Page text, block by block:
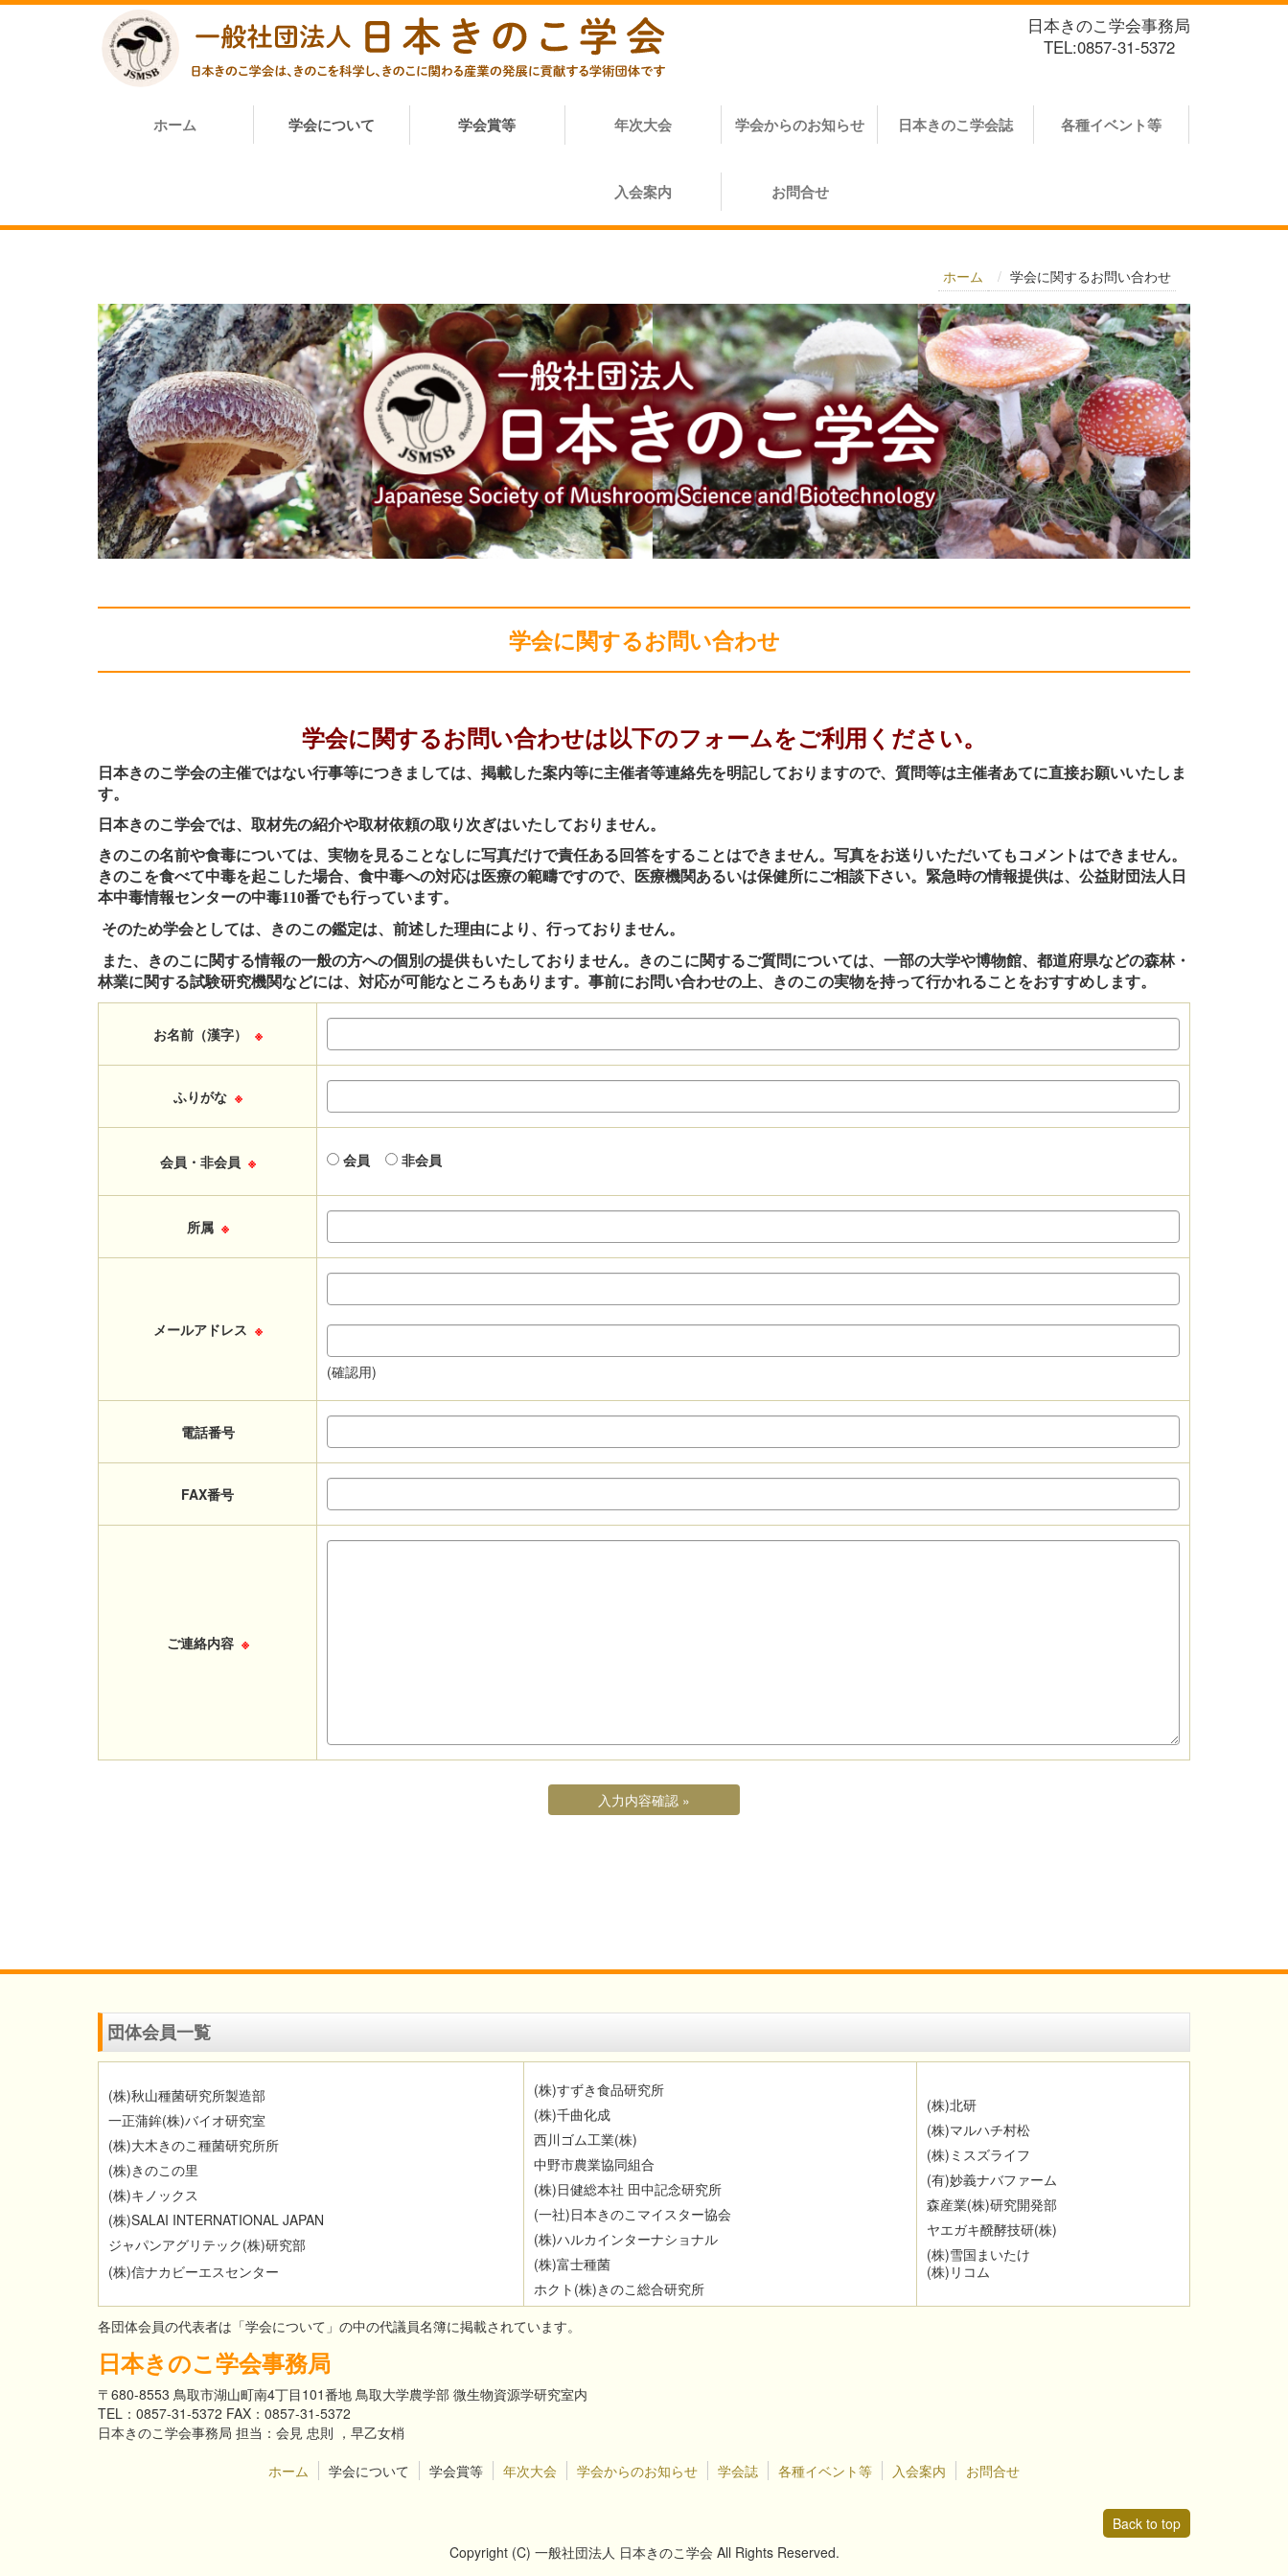
日本きのこ学会事務局
TEL:0857-31-5372
ホーム 学会について 学会賞等 年次大会 学会からのお知らせ 日本きのこ学会誌 各種イベント等
入会案内 お問合せ
ホーム 学会に関するお問い合わせ
学会に関するお問い合わせ
学会に関するお問い合わせは以下のフォームをご利用ください。
日本きのこ学会の主催ではない行事等につきましては、掲載した案内等に主催者等連絡先を明記しておりますので、質問等は主催者あてに直接お願いいたしま
す。
日本きのこ学会では、取材先の紹介や取材依頼の取り次ぎはいたしておりません。
きのこの名前や食毒については、実物を見ることなしに写真だけで責任ある回答をすることはできません。写真をお送りいただいてもコメントはできません。
きのこを食べて中毒を起こした場合、食中毒への対応は医療の範疇ですので、医療機関あるいは保健所にご相談下さい。緊急時の情報提供は、公益財団法人日
本中毒情報センターの中毒110番でも行っています。
そのため学会としては、きのこの鑑定は、前述した理由により、行っておりません。
また、きのこに関する情報の一般の方への個別の提供もいたしておりません。きのこに関するご質問については、一部の大学や博物館、都道府県などの森林・
林業に関する試験研究機関などには、対応が可能なところもあります。事前にお問い合わせの上、きのこの実物を持って行かれることをおすすめします。
お名前（漢字） ※
ふりがな ※
会員・非会員 ※ 会員 非会員
所属 ※
メールアドレス ※
(確認用)
電話番号
FAX番号
ご連絡内容 ※
団体会員一覧
(株)秋山種菌研究所製造部
一正蒲鉾(株)バイオ研究室
(株)大木きのこ種菌研究所所
(株)きのこの里
(株)キノックス
(株)SALAI INTERNATIONAL JAPAN
ジャパンアグリテック(株)研究部
(株)信ナカビーエスセンター
(株)すずき食品研究所
(株)千曲化成
西川ゴム工業(株)
中野市農業協同組合
(株)日健総本社 田中記念研究所
(一社)日本きのこマイスター協会
(株)ハルカインターナショナル
(株)富士種菌
ホクト (株)きのこ総合研究所
(株)北研
(株)マルハチ村松
(株) ミスズライフ
(有)妙義ナバファーム
森産業(株)研究開発部
ヤエガキ醗酵技研(株)
(株)雪国まいたけ
(株) リコム
各団体会員の代表者は「学会について」の中の代議員名簿に掲載されています。
日本きのこ学会事務局
〒680-8553 鳥取市湖山町南4丁目101番地 鳥取大学農学部 微生物資源学研究室内
TEL：0857-31-5372 FAX：0857-31-5372
日本きのこ学会事務局 担当：会見 忠則 ，早乙女梢
ホーム
学会について 学会賞等 年次大会 学会からのお知らせ 学会誌 各種イベント等 入会案内 お問合せ
Back to top
Copyright (C) 一般社団法人 日本きのこ学会 All Rights Reserved.